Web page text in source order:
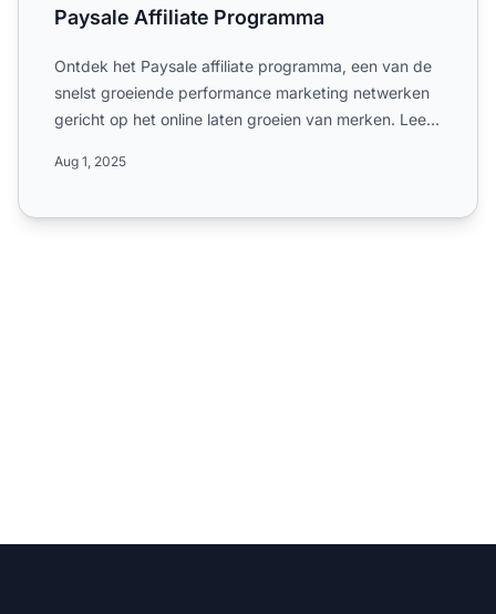
Paysale Affiliate Programma
Ontdek het Paysale affiliate programma, een van de
snelst groeiende performance marketing netwerken
gericht op het online laten groeien van merken. Lees
Aug 1, 2025